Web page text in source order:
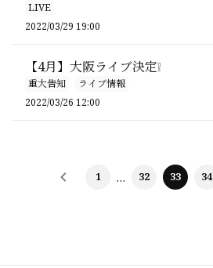
LIVE
2022/03/29 19:00
【4月】大阪ライブ決定❕
重大告知
ライブ情報
2022/03/26 12:00
1 … 32 33 34